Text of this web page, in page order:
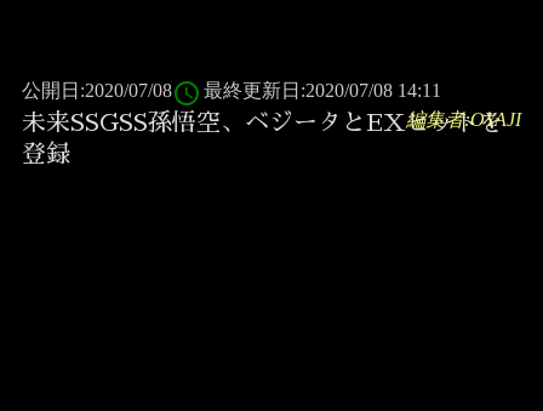
公開日:2020/07/08access_time 最終更新日:2020/07/08 14:11
未来SSGSS孫悟空、ベジータとEXヒットを
登録
編集者:OYAJI